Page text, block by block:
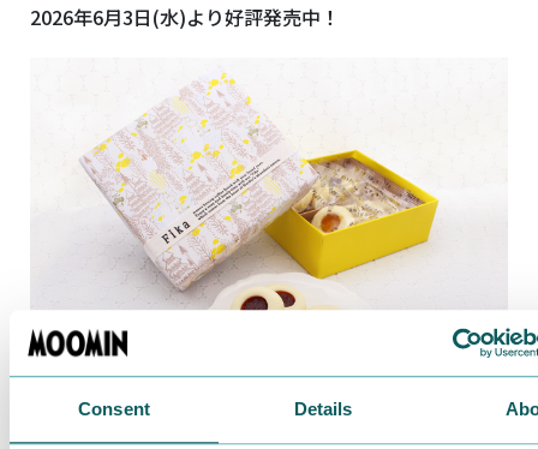
Consent Details
2026年6月3日(水)より好評発売中！